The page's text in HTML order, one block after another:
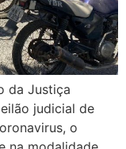
da Justiça
judicial de
o